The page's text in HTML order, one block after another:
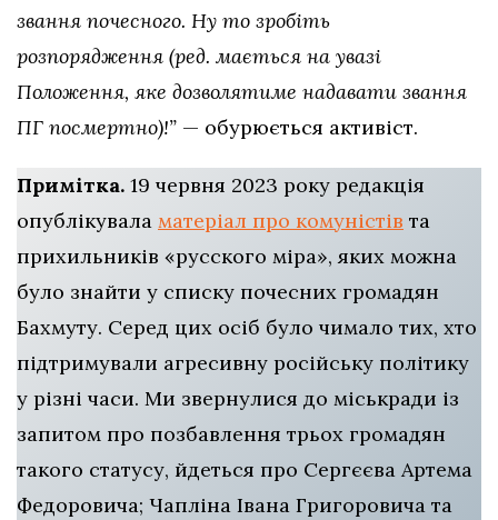
звання почесного. Ну то зробіть
розпорядження (ред. мається на увазі
Положення, яке дозволятиме надавати звання
ПГ посмертно)!” — обурюється активіст.
Примітка. 19 червня 2023 року редакція
опублікувала матеріал про комуністів та
прихильників «русского міра», яких можна
було знайти у списку почесних громадян
Бахмуту. Серед цих осіб було чимало тих, хто
підтримували агресивну російську політику
у різні часи. Ми звернулися до міськради із
запитом про позбавлення трьох громадян
такого статусу, йдеться про Сергєєва Артема
Федоровича; Чапліна Івана Григоровича та